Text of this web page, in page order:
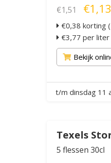
€1,51 €1,13
€0,38 korting
€3,77 per liter
Bekijk
t/m dinsdag 11
Texels
5 flessen 30cl